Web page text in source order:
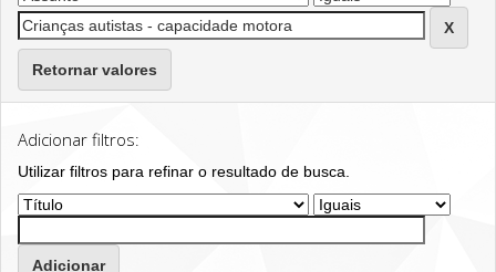
Retornar valores
Adicionar filtros:
Utilizar filtros para refinar o resultado de busca.